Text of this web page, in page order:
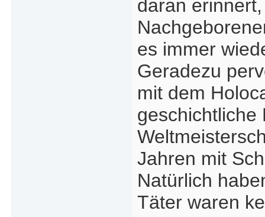
daran
es immer
Geradezu
mit dem
geschichtliche
Jahren mit
Natürlich
Täter waren